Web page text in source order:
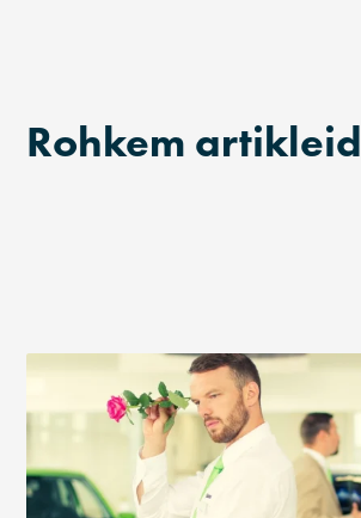
Rohkem artikleid